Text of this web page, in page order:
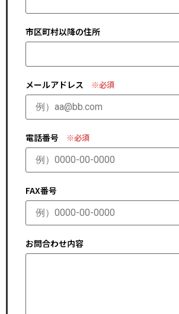
市区町村以降の住所
メールアドレス ※必須
電話番号 ※必須
FAX番号
お問合わせ内容